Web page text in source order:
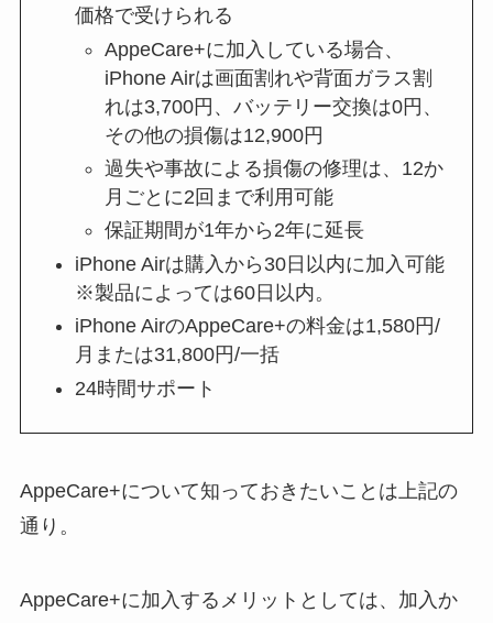
価格で受けられる
AppeCare+に加入している場合、
iPhone Airは画面割れや背面ガラス割
れは3,700円、バッテリー交換は0円、
その他の損傷は12,900円
過失や事故による損傷の修理は、12か
月ごとに2回まで利用可能
保証期間が1年から2年に延長
iPhone Airは購入から30日以内に加入可能
※製品によっては60日以内。
iPhone AirのAppeCare+の料金は1,580円/
月または31,800円/一括
24時間サポート
AppeCare+について知っておきたいことは上記の
通り。
AppeCare+に加入するメリットとしては、加入か